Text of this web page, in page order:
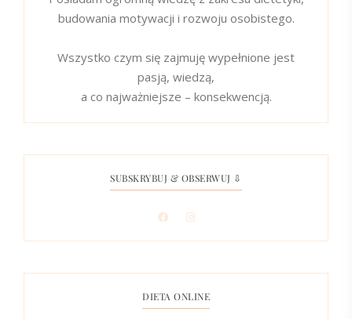
budowania motywacji i rozwoju osobistego.
Wszystko czym się zajmuję wypełnione jest
pasją, wiedzą,
a co najważniejsze – konsekwencją.
SUBSKRYBUJ & OBSERWUJ ⇩
DIETA ONLINE